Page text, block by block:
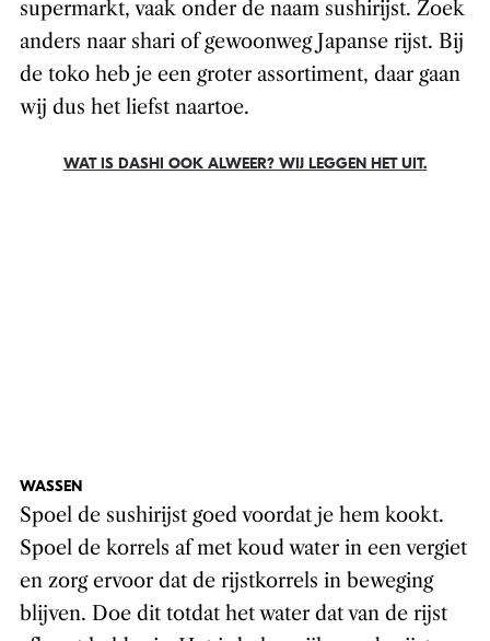
supermarkt, vaak onder de naam sushirijst. Zoek
anders naar shari of gewoonweg Japanse rijst. Bij
de toko heb je een groter assortiment, daar gaan
wij dus het liefst naartoe.
WAT IS DASHI OOK ALWEER? WIJ LEGGEN HET UIT.
WASSEN
Spoel de sushirijst goed voordat je hem kookt.
Spoel de korrels af met koud water in een vergiet
en zorg ervoor dat de rijstkorrels in beweging
blijven. Doe dit totdat het water dat van de rijst